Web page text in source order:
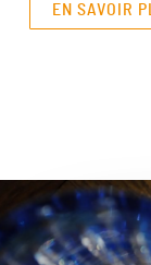
EN SAVOIR